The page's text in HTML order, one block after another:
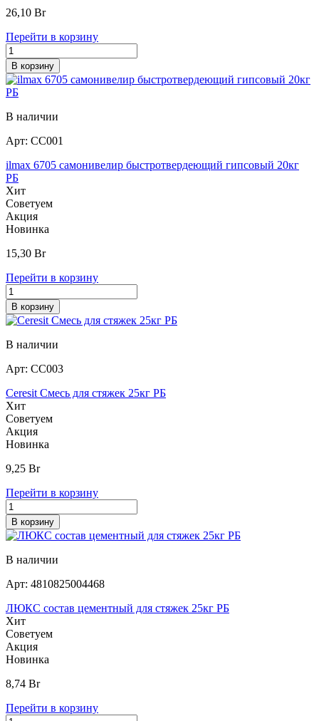
26,10 Br
Перейти в корзину
В корзину
В наличии
Арт: СС001
ilmax 6705 самонивелир быстротвердеющий гипсовый 20кг
РБ
Хит
Советуем
Акция
Новинка
15,30 Br
Перейти в корзину
В корзину
В наличии
Арт: СС003
Ceresit Смесь для стяжек 25кг РБ
Хит
Советуем
Акция
Новинка
9,25 Br
Перейти в корзину
В корзину
В наличии
Арт: 4810825004468
ЛЮКС состав цементный для стяжек 25кг РБ
Хит
Советуем
Акция
Новинка
8,74 Br
Перейти в корзину